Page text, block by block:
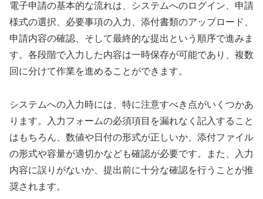
電子申請の基本的な流れは、システムへのログイン、申請
様式の選択、必要事項の入力、添付書類のアップロード、
申請内容の確認、そして最終的な提出という順序で進みま
す。各段階で入力した内容は一時保存が可能であり、複数
回に分けて作業を進めることができます。
システムへの入力時には、特に注意すべき点がいくつかあ
ります。入力フォームの必須項目を漏れなく記入すること
はもちろん、数値や日付の形式が正しいか、添付ファイル
の形式や容量が適切かなども確認が必要です。また、入力
内容に誤りがないか、提出前に十分な確認を行うことが推
奨されます。